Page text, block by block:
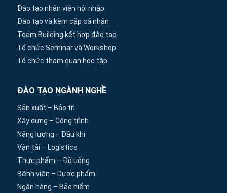
Đào tạo nhân viên hội nhập
Đào tạo và kèm cặp cá nhân
Team Building kết hợp đào tạo
Tổ chức Seminar và Workshop
Tổ chức tham quan học tập
ĐÀO TẠO NGÀNH NGHỀ
Sản xuất – Bảo trì
Xây dựng – Công trình
Năng lượng – Dầu khí
Vận tải – Logistics
Thực phẩm – Đồ uống
Bệnh viện – Dược phẩm
Ngân hàng – Bảo hiểm